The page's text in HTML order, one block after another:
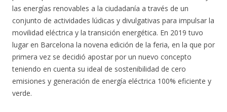
las energías renovables a la ciudadanía a través de un
conjunto de actividades lúdicas y divulgativas para impulsar la
movilidad eléctrica y la transición energética. En 2019 tuvo
lugar en Barcelona la novena edición de la feria, en la que por
primera vez se decidió apostar por un nuevo concepto
teniendo en cuenta su ideal de sostenibilidad de cero
emisiones y generación de energía eléctrica 100% eficiente y
verde.